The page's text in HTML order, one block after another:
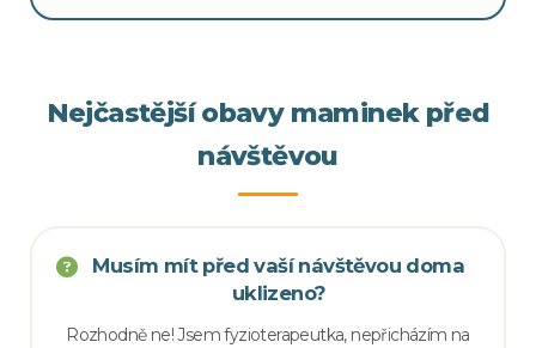
Nejčastější obavy maminek před
návštěvou
Musím mít před vaší návštěvou doma
uklizeno?
Rozhodně ne! Jsem fyzioterapeutka, nepřicházím na